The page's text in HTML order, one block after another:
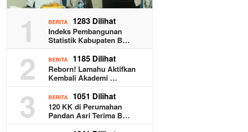
1 BERITA 1283 Dilihat
Indeks Pembangunan
Statistik Kabupaten B…
2 BERITA 1185 Dilihat
Reborn! Lamahu Aktifkan
Kembali Akademi …
3 BERITA 1051 Dilihat
120 KK di Perumahan
Pandan Asri Terima B…